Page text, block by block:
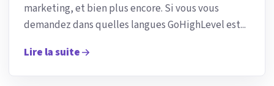
marketing, et bien plus encore. Si vous vous
demandez dans quelles langues GoHighLevel est...
Lire la suite